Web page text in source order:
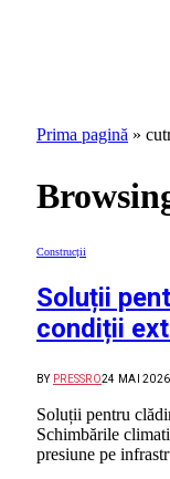
Prima pagină »
Construcții
Soluții
condiții
BY PRESSRO24 MAI 2026
Soluții pentru
Schimbările
presiune pe